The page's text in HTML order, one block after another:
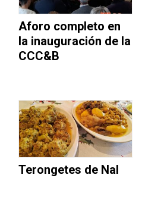
Aforo completo en
la inauguración de la
CCC&B
Terongetes de Nal